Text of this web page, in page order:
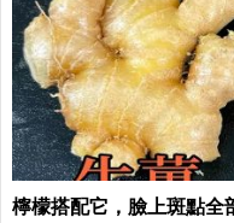
檸檬搭配它，臉上斑點全